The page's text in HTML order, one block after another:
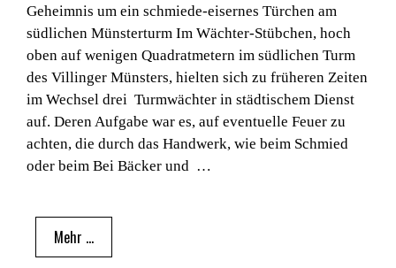
Geheimnis um ein schmiede-eisernes Türchen am
südlichen Münsterturm Im Wächter-Stübchen, hoch
oben auf wenigen Quadratmetern im südlichen Turm
des Villinger Münsters, hielten sich zu früheren Zeiten
im Wechsel drei Turmwächter in städtischem Dienst
auf. Deren Aufgabe war es, auf eventuelle Feuer zu
achten, die durch das Handwerk, wie beim Schmied
oder beim Bei Bäcker und …
Mehr …